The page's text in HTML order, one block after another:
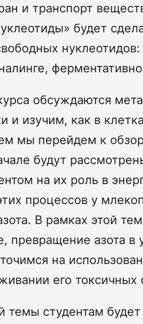
и транспорт
будет
нуклеотидов:
обсуждаются
и изучим, как в
мы перейдем к
будут
на их роль в
процессов у
В рамках этой
превращение азота
на
его токсичных
темы студентам